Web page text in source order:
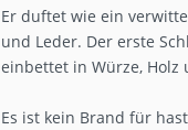
Er duftet wie ein
und Leder. Der erste
einbettet in Würze, Holz
Es ist kein Brand für